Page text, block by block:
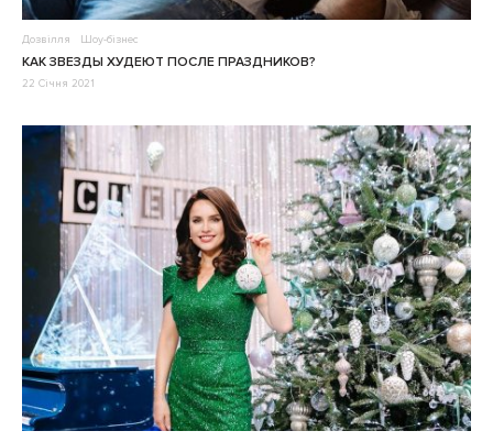
Дозвілля Шоу-бізнес
КАК ЗВЕЗДЫ ХУДЕЮТ ПОСЛЕ ПРАЗДНИКОВ?
22 Січня 2021